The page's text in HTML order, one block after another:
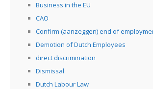
Business in the EU
CAO
Confirm (aanzeggen) end of
Demotion of Dutch Employees
direct discrimination
Dismissal
Dutch Labour Law